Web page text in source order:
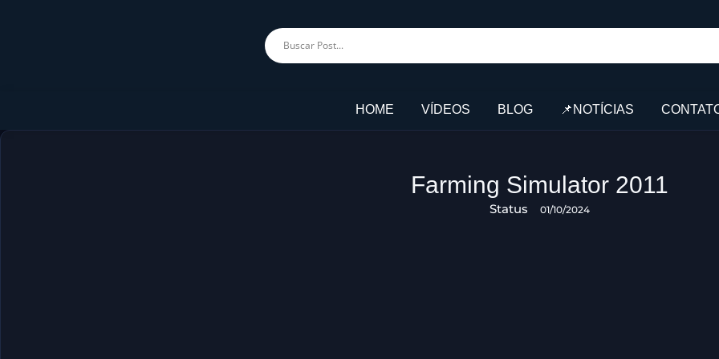
HOME VÍDEOS BLOG 📌NOTÍCIAS
Farming Simulator 2011
Status 01/10/2024